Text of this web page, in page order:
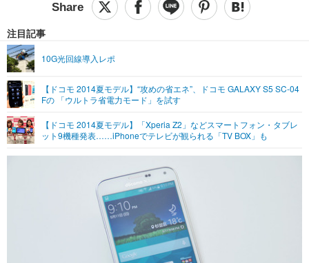
ショッピング その他
エンタメTOP 映画・ドラマ
グラビア
ショッピング その他
ライフTOP
その他
リリース一覧
プッシュ通知の停止方法
注目記事
10G光回線導入レポ
【ドコモ 2014夏モデル】“攻めの省エネ”、ドコモ GALAXY S5 SC-04
Fの 「ウルトラ省電力モード」を試す
【ドコモ 2014夏モデル】「Xperia Z2」などスマートフォン・タブレ
ット9機種発表……iPhoneでテレビが観られる「TV BOX」も